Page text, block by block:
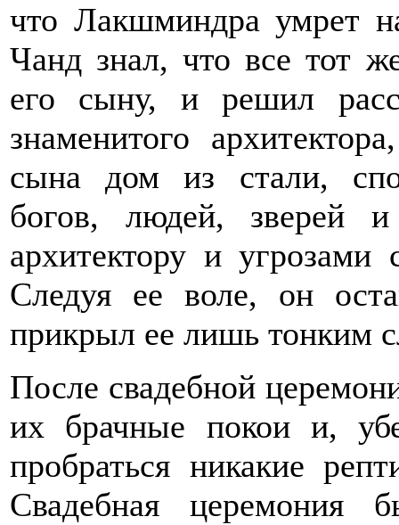
что Лакшминдра умрет
Чанд знал, что все тот
его сыну, и решил
знаменитого
сына дом из стали,
богов, людей, зверей
архитектору и
Следуя ее воле, он
прикрыл ее лишь тонким
После свадебной
их брачные покои и,
пробраться никакие
Свадебная церемония